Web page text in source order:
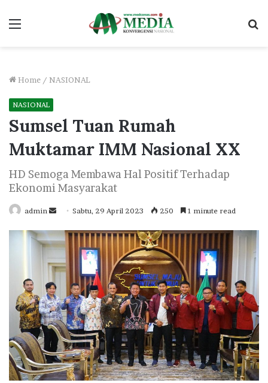
Menu
Home / NASIONAL
NASIONAL
Sumsel Tuan Rumah
Muktamar IMM Nasional XX
HD Semoga Membawa Hal Positif Terhadap
Ekonomi Masyarakat
admin
Send
email
Sabtu, 29 April 2023 250 1 minute read